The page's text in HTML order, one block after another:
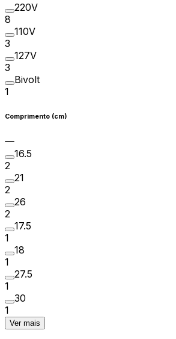
220V
8
110V
3
127V
3
Bivolt
1
Comprimento (cm)
16.5
2
21
2
26
2
17.5
1
18
1
27.5
1
30
1
Ver mais